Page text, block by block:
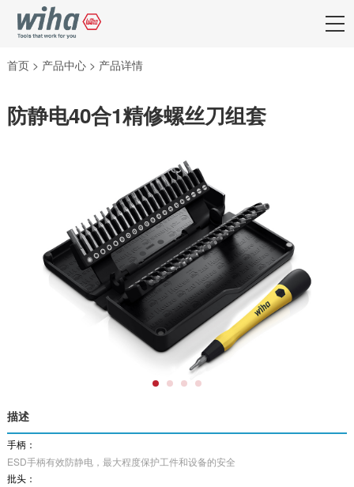
首页 > 产品中心 > 产品详情
防静电40合1精修螺丝刀组套
描述
手柄：
ESD手柄有效防静电，最大程度保护工件和设备的安全
批头：